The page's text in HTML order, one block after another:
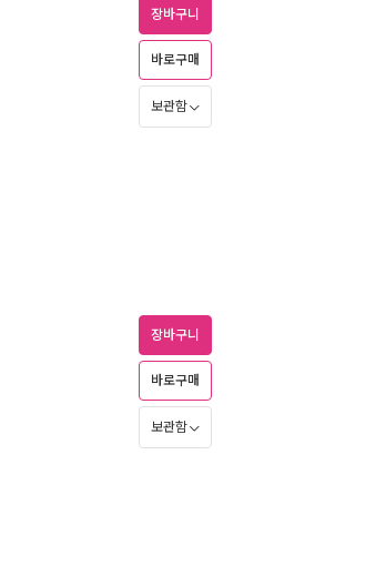
장바구니
바로구매
보관함
장바구니
바로구매
보관함